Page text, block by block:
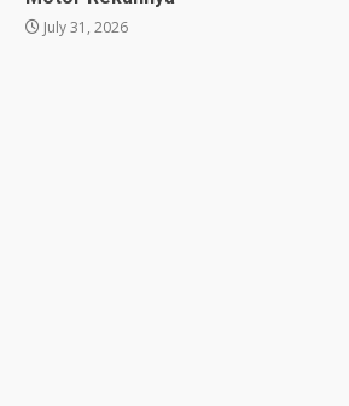
July 31, 2026